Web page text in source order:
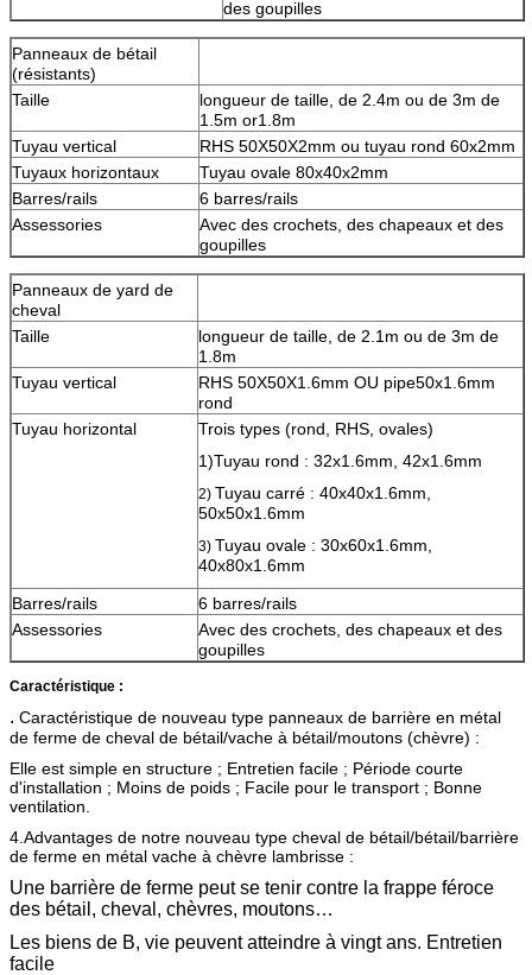
des goupilles
Panneaux de bétail
(résistants)
Taille
longueur de taille, de 2.4m ou de 3m de
1.5m or1.8m
Tuyau vertical
RHS 50X50X2mm ou tuyau rond 60x2mm
Tuyaux horizontaux
Tuyau ovale 80x40x2mm
Barres/rails
6 barres/rails
Assessories
Avec des crochets, des chapeaux et des
goupilles
Panneaux de yard de
cheval
Taille
longueur de taille, de 2.1m ou de 3m de
1.8m
Tuyau vertical
RHS 50X50X1.6mm OU pipe50x1.6mm
rond
Tuyau horizontal
Trois types (rond, RHS, ovales)
1)Tuyau rond : 32x1.6mm, 42x1.6mm
2) Tuyau carré : 40x40x1.6mm,
50x50x1.6mm
3) Tuyau ovale : 30x60x1.6mm,
40x80x1.6mm
Barres/rails
6 barres/rails
Assessories
Avec des crochets, des chapeaux et des
goupilles
Caractéristique :
. Caractéristique de nouveau type panneaux de barrière en métal
de ferme de cheval de bétail/vache à bétail/moutons (chèvre) :
Elle est simple en structure ; Entretien facile ; Période courte
d'installation ; Moins de poids ; Facile pour le transport ; Bonne
ventilation.
4.Advantages de notre nouveau type cheval de bétail/bétail/barrière
de ferme en métal vache à chèvre lambrisse :
Une barrière de ferme peut se tenir contre la frappe féroce
des bétail, cheval, chèvres, moutons…
Les biens de B, vie peuvent atteindre à vingt ans. Entretien
facile